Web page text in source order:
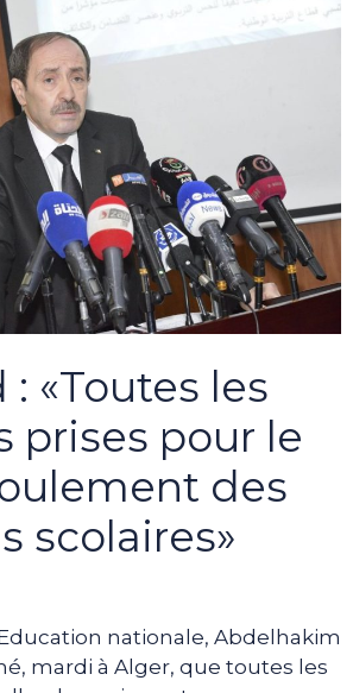
«Toutes les
prises pour le
des
scolaires»
nationale, Abdelhakim
mardi à Alger, que toutes les